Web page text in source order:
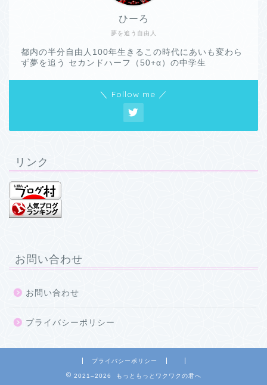
夢を追う自由人
ひーろ
都内の半分自由人100年生きるこの時代にあいも変わら
ず夢を追う セカンドハーフ（50+α）の中学生
＼ Follow me ／
リンク
お問い合わせ
お問い合わせ
プライバシーポリシー
プライバシーポリシー
2021–2026 もっともっとワクワクの君へ